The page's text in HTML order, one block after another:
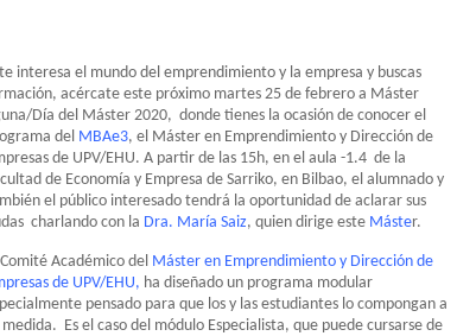
interesa el mundo del emprendimiento y la empresa y buscas
acércate este próximo martes 25 de febrero a Máster
Día del Máster 2020, donde tienes la ocasión de conocer el
del MBAe3, el Máster en Emprendimiento y Dirección de
de UPV/EHU. A partir de las 15h, en el aula -1.4 de la
de Economía y Empresa de Sarriko, en Bilbao, el alumnado y
el público interesado tendrá la oportunidad de aclarar sus
charlando con la Dra. María Saiz, quien dirige este Máster.
Comité Académico del Máster en Emprendimiento y Dirección de
de UPV/EHU, ha diseñado un programa modular
pensado para que los y las estudiantes lo compongan a
medida. Es el caso del módulo Especialista, que puede cursarse de